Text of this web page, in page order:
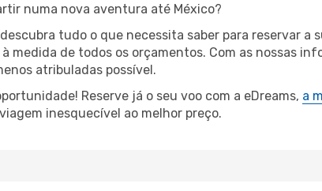
numa nova aventura até México?
tudo o que necessita saber para reservar
medida de todos os orçamentos. Com as nossas
atribuladas possível.
Reserve já o seu voo com a eDreams, a
inesquecível ao melhor preço.